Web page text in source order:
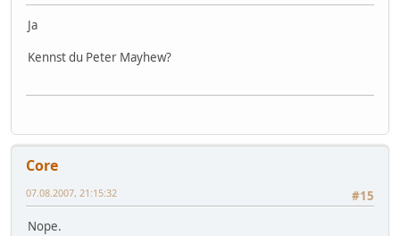
Ja
Kennst du Peter Mayhew?
Core
#15
07.08.2007, 21:15:32
Nope.